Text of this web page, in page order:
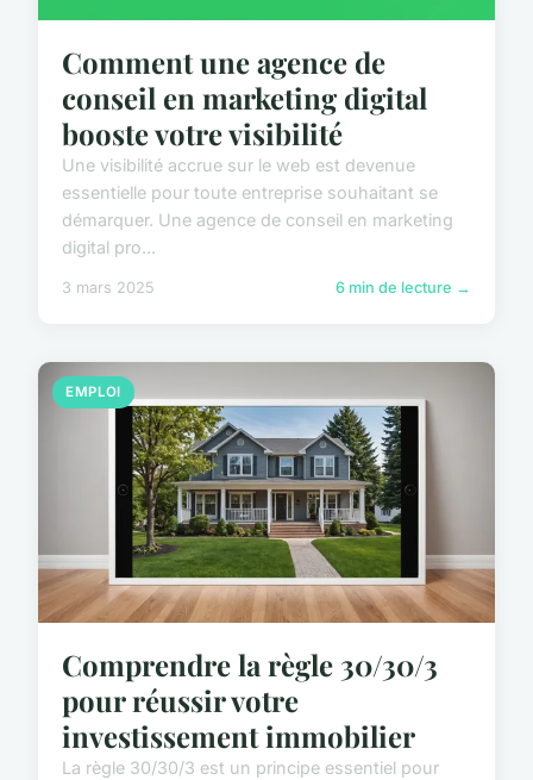
Comment une agence de
conseil en marketing digital
booste votre visibilité
Une visibilité accrue sur le web est devenue
essentielle pour toute entreprise souhaitant se
démarquer. Une agence de conseil en marketing
digital pro...
3 mars 2025 6 min de lecture →
EMPLOI
Comprendre la règle 30/30/3
pour réussir votre
investissement immobilier
La règle 30/30/3 est un principe essentiel pour